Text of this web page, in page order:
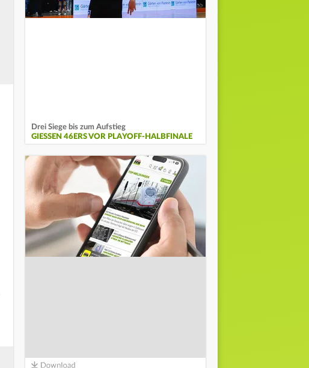
Drei Siege bis zum Aufstieg
GIESSEN 46ERS VOR PLAYOFF-HALBFINALE